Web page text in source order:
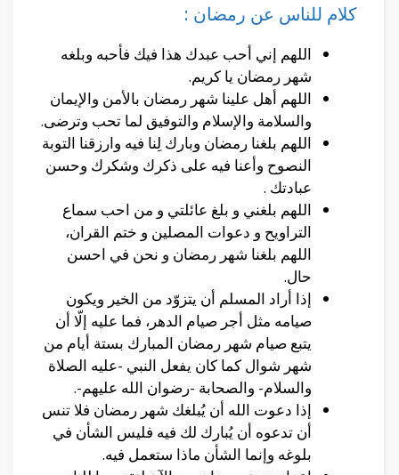
كلام للناس عن رمضان :
اللهم إني أحب عبدك هذا فيك فأحبه وبلغه
شهر رمضان يا كريم.
اللهم أهل علينا شهر رمضان باﻷمن والإيمان
والسلامة والإسلام والتوفيق لما تحب وترضى.
اللهم بلغنا رمضان وبارك لِنا فيه وارزقنا التوبة
النصوح وأعنا فيه على ذكرك وشكرك وحسن
عبادتك .
اللهم بلغني و بلغ عائلتي و من احب سماع
التراويح و دعوات المصلين و ختم القران،
اللهم بلغنا شهر رمضان و نحن في احسن
حال.
إذا أراد المسلم أن يتزوّد من الخير ويكون
صيامه مثل أجر صيام الدهر، فما عليه إلّا أن
يتبع صيام شهر رمضان المبارك بستة أيام من
شهر شوال كما كان يفعل النبي -عليه الصلاة
والسلام- والصحابة -رضوان الله عليهم-.
إذا دعوت الله أن يُبلغك شهر رمضان فلا تنس
أن تدعوه أن يُبارك لك فيه فليس الشأن في
بلوغه وإنما الشأن ماذا ستعمل فيه.